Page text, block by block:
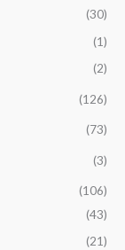
(30)
(1)
(2)
(126)
(73)
(3)
(106)
(43)
(21)